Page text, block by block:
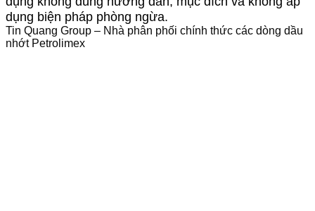
dụng biện pháp phòng ngừa.
Tin Quang Group – Nhà phân phối chính thức các dòng dầu
nhớt Petrolimex